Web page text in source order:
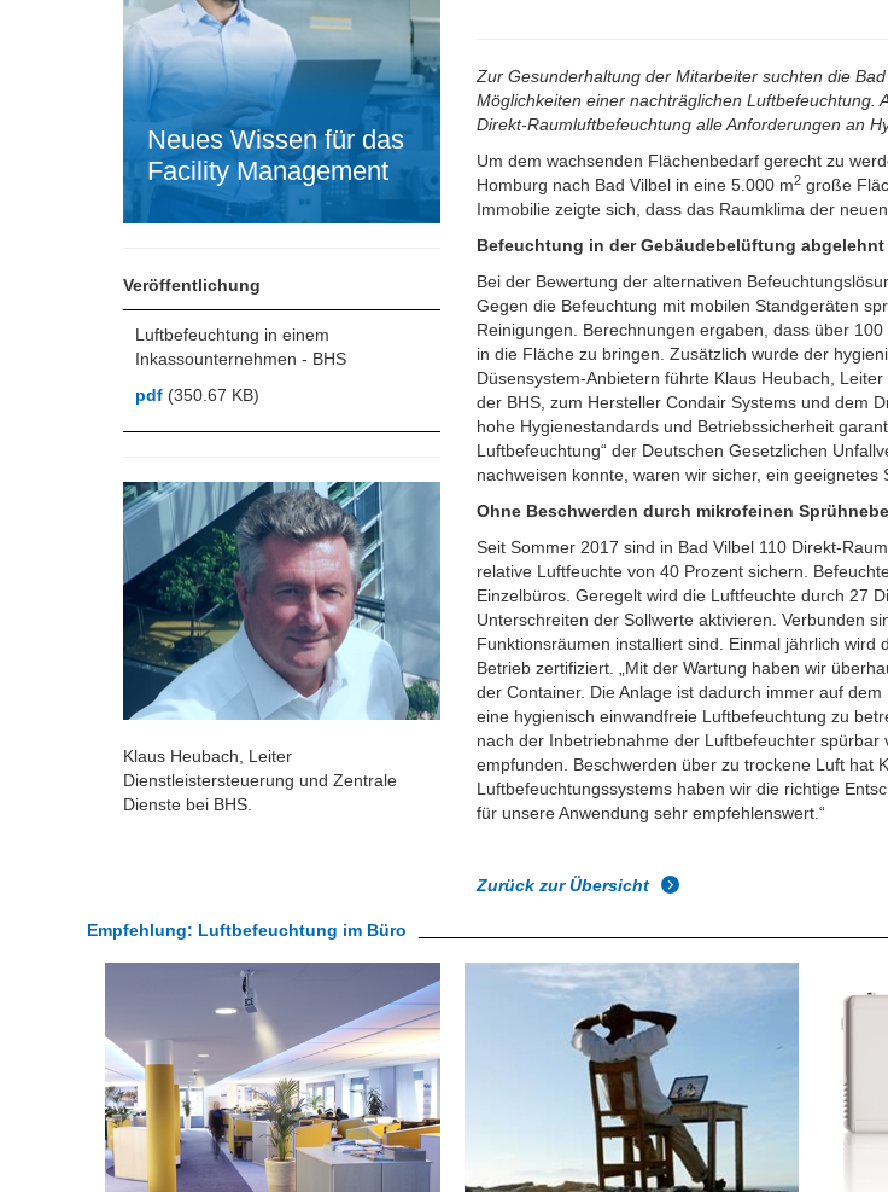
Neues Wissen für das
Facility Management
Veröffentlichung
Luftbefeuchtung in einem
Inkassounternehmen - BHS
pdf (350.67 KB)
Klaus Heubach, Leiter
Dienstleistersteuerung und Zentrale
Dienste bei BHS.
Zur Gesunderhaltung der Mitarbeiter suchten die
Möglichkeiten einer nachträglichen Luftbefeuchtung.
Direkt-Raumluftbefeuchtung alle Anforderungen an
Um dem wachsenden Flächenbedarf gerecht zu
Homburg nach Bad Vilbel in eine 5.000 m2große
Immobilie zeigte sich, dass das Raumklima der
Befeuchtung in der Gebäudebelüftung abgelehnt
Bei der Bewertung der alternativen
Gegen die Befeuchtung mit mobilen Standgeräten
Reinigungen. Berechnungen ergaben, dass über
in die Fläche zu bringen. Zusätzlich wurde der
Düsensystem-Anbietern führte Klaus Heubach, Leiter
der BHS, zum Hersteller Condair Systems und dem
hohe Hygienestandards und Betriebssicherheit
Luftbefeuchtung“ der Deutschen Gesetzlichen
nachweisen konnte, waren wir sicher, ein geeignetes
Ohne Beschwerden durch mikrofeinen
Seit Sommer 2017 sind in Bad Vilbel 110 Direkt-
relative Luftfeuchte von 40 Prozent sichern.
Einzelbüros. Geregelt wird die Luftfeuchte durch 27
Unterschreiten der Sollwerte aktivieren. Verbunden
Funktionsräumen installiert sind. Einmal jährlich wird
Betrieb zertifiziert. „Mit der Wartung haben wir
der Container. Die Anlage ist dadurch immer auf
eine hygienisch einwandfreie Luftbefeuchtung zu
nach der Inbetriebnahme der Luftbefeuchter
empfunden. Beschwerden über zu trockene Luft hat
Luftbefeuchtungssystems haben wir die richtige
für unsere Anwendung sehr empfehlenswert.“
Zurück zur Übersicht
Empfehlung: Luftbefeuchtung im Büro